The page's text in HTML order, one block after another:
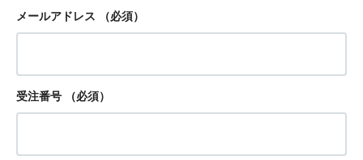
メールアドレス （必須）
受注番号 （必須）